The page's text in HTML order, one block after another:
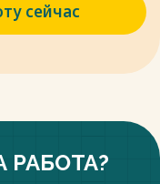
сейчас